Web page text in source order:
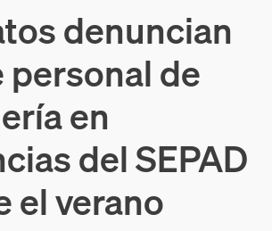
denuncian
de
en
del SEPAD
el verano